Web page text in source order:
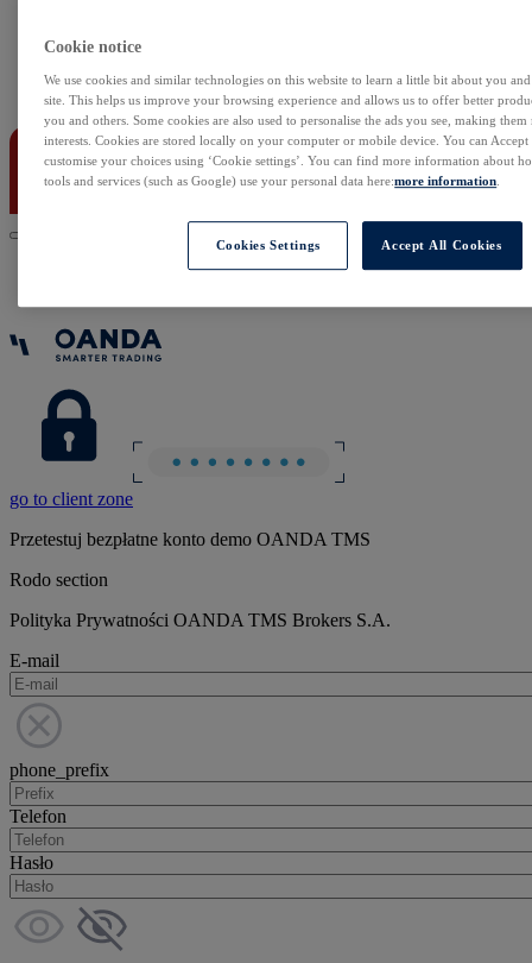
Rolowania
Kontakt
go to client zone
Przetestuj bezpłatne konto demo OANDA TMS
Rodo section
Polityka Prywatności OANDA TMS Brokers S.A.
E-mail
phone_prefix
Telefon
Hasło
Cookie notice
We use cookies and similar technologies on this website to learn a little bit about you
site. This helps us improve your browsing experience and allows us to offer better
you and others. Some cookies are also used to personalise the ads you see, making
interests. Cookies are stored locally on your computer or mobile device. You can
customise your choices using ‘Cookie settings’. You can find more information about
tools and services (such as Google) use your personal data here:more information.
Cookies Settings Accept All Cookies